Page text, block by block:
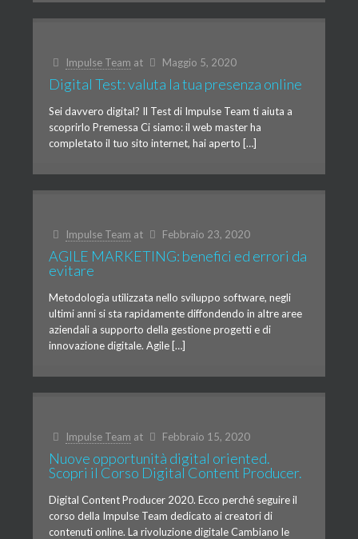
Impulse Team at Maggio 5, 2020
Digital Test: valuta la tua presenza online
Sei davvero digital? Il Test di Impulse Team ti aiuta a
scoprirlo Premessa Ci siamo: il web master ha
completato il tuo sito internet, hai aperto […]
Impulse Team at Febbraio 23, 2020
AGILE MARKETING: benefici ed errori da
evitare
Metodologia utilizzata nello sviluppo software, negli
ultimi anni si sta rapidamente diffondendo in altre aree
aziendali a supporto della gestione progetti e di
innovazione digitale. Agile […]
Impulse Team at Febbraio 15, 2020
Nuove opportunità digital oriented.
Scopri il Corso Digital Content Producer.
Digital Content Producer 2020. Ecco perché seguire il
corso della Impulse Team dedicato ai creatori di
contenuti online. La rivoluzione digitale Cambiano le